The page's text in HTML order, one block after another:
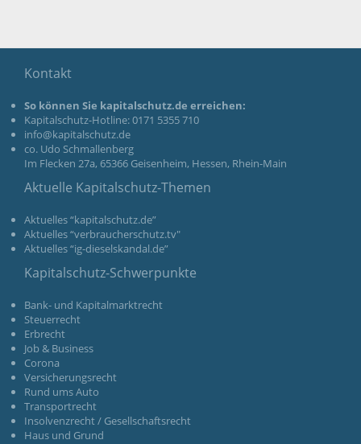
Kontakt
So können Sie kapitalschutz.de erreichen:
Kapitalschutz-Hotline: 0171 5355 710
info@kapitalschutz.de
co. Udo Schmallenberg
Im Flecken 27a, 65366 Geisenheim, Hessen, Rhein-Main
Aktuelle Kapitalschutz-Themen
Aktuelles “kapitalschutz.de”
Aktuelles “verbraucherschutz.tv"
Aktuelles “ig-dieselskandal.de”
Kapitalschutz-Schwerpunkte
Bank- und Kapitalmarktrecht
Steuerrecht
Erbrecht
Job & Business
Corona
Versicherungsrecht
Rund ums Auto
Transportrecht
Insolvenzrecht / Gesellschaftsrecht
Haus und Grund